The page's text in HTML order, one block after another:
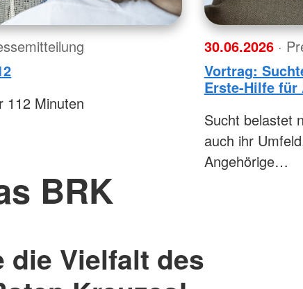
112 Minuten
30.06.2026 ·
Vortrag:
Erste-Hilfe für
Sucht belastet
auch ihr
Angehörige…
BRK
die Vielfalt des